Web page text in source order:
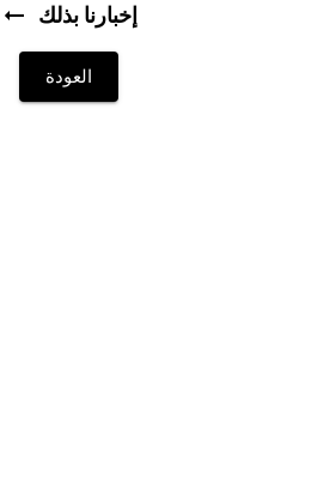
إخبارنا بذلك
العودة